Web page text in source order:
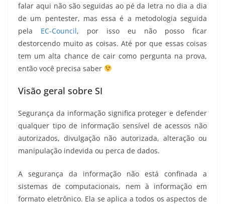
falar aqui não são seguidas ao pé da letra no dia a dia
de um pentester, mas essa é a metodologia seguida
pela EC-Council, por isso eu não posso ficar
destorcendo muito as coisas. Até por que essas coisas
tem um alta chance de cair como pergunta na prova,
então você precisa saber
Visão geral sobre SI
Segurança da informação significa proteger e defender
qualquer tipo de informação sensível de acessos não
autorizados, divulgação não autorizada, alteração ou
manipulação indevida ou perca de dados.
A segurança da informação não está confinada a
sistemas de computacionais, nem à informação em
formato eletrônico. Ela se aplica a todos os aspectos de